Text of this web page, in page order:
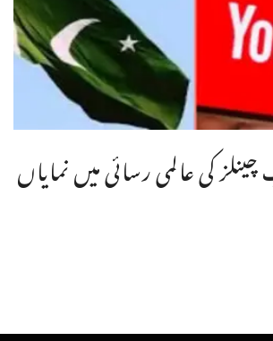
چینلز کی عالمی رسائی میں نمایاں